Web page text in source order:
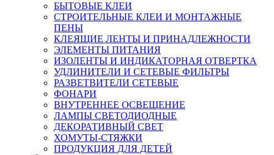
БЫТОВЫЕ КЛЕИ
СТРОИТЕЛЬНЫЕ КЛЕИ И МОНТАЖНЫЕ
ПЕНЫ
КЛЕЯЩИЕ ЛЕНТЫ И ПРИНАДЛЕЖНОСТИ
ЭЛЕМЕНТЫ ПИТАНИЯ
ИЗОЛЕНТЫ И ИНДИКАТОРНАЯ ОТВЕРТКА
УДЛИНИТЕЛИ И СЕТЕВЫЕ ФИЛЬТРЫ
РАЗВЕТВИТЕЛИ СЕТЕВЫЕ
ФОНАРИ
ВНУТРЕННЕЕ ОСВЕЩЕНИЕ
ЛАМПЫ СВЕТОДИОДНЫЕ
ДЕКОРАТИВНЫЙ СВЕТ
ХОМУТЫ-СТЯЖКИ
ПРОДУКЦИЯ ДЛЯ ДЕТЕЙ